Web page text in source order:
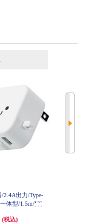
2.4A出力/Type-
体型/1.5m/US
(税込)